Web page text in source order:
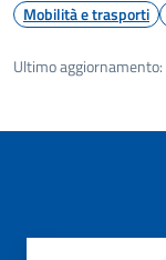
Mobilità e trasporti
Ultimo aggiornamento: